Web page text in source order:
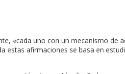
«cada uno con un mecanismo
afirmaciones se basa en